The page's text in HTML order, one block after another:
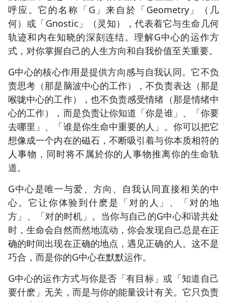
呼应。它的名称「G」来自於「Geometry」（几
何）或「Gnostic」（灵知），代表着它与生命几何
轨迹和内在知晓的深刻连结。理解G中心的运作方
式，对你掌握自己的人生方向和自我价值至关重要。
G中心的核心作用是提供方向感与自我认同。它不负
责思考（那是脑波中心的工作），不负责表达（那是
喉咙中心的工作），也不负责感受情绪（那是情绪中
心的工作），而是负责让你知道「你是谁」、「你要
去哪里」、「谁是你生命中重要的人」。你可以把它
想像成一个内在的磁石，不断吸引着与你本质相符的
人事物，同时将不属於你的人事物推离你的生命轨
道。
G中心是唯一与爱、方向、自我认同直接相关的中
心。它让你体验到什麽是「对的人」、「对的地
方」、「对的时机」。当你与自己的G中心和谐共处
时，生命会自然而然地流动，你会发现自己总是在正
确的时间出现在正确的地点，遇见正确的人。这不是
巧合，而是你的G中心在默默运作。
G中心的运作方式与你是否「有目标」或「知道自己
要什麽」无关，而是与你的能量设计有关。它只负责